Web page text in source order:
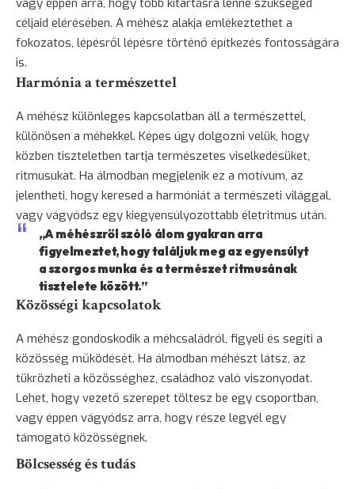
céljaid elérésében. A méhész alakja emlékeztethet a
fokozatos, lépésről lépésre történő építkezés fontosságára
is.
Harmónia a természettel
A méhész különleges kapcsolatban áll a természettel,
különösen a méhekkel. Képes úgy dolgozni velük, hogy
közben tiszteletben tartja természetes viselkedésüket,
ritmusukat. Ha álmodban megjelenik ez a motívum, az
jelentheti, hogy keresed a harmóniát a természeti világgal,
vagy vágyódsz egy kiegyensúlyozottabb életritmus után.
„A méhészről szóló álom gyakran arra
figyelmeztet, hogy találjuk meg az egyensúlyt
a szorgos munka és a természet ritmusának
tisztelete között.”
Közösségi kapcsolatok
A méhész gondoskodik a méhcsaládról, figyeli és segíti a
közösség működését. Ha álmodban méhészt látsz, az
tükrözheti a közösséghez, családhoz való viszonyodat.
Lehet, hogy vezető szerepet töltesz be egy csoportban,
vagy éppen vágyódsz arra, hogy része legyél egy
támogató közösségnek.
Bölcsesség és tudás